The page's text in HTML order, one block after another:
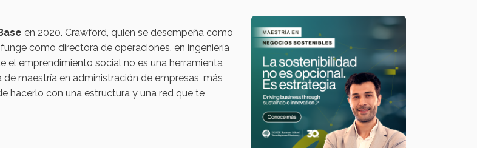
en 2020. Crawford, quien se desempeña como
como directora de operaciones, en ingeniería
el emprendimiento social no es una herramienta
maestría en administración de empresas, más
hacerlo con una estructura y una red que te